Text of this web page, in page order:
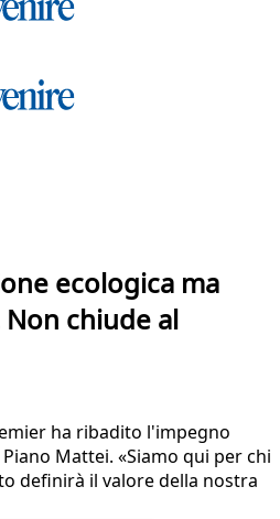
ecologica ma
chiude al
ha ribadito l'impegno
Mattei. «Siamo qui per chi
definirà il valore della nostra